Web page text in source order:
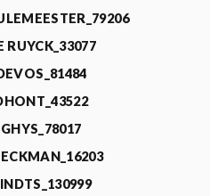
RUYCK_33077